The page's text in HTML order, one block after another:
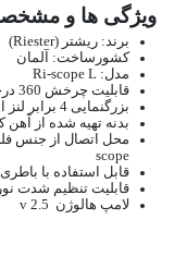
ویژگی ها و
برند: ریشتر (Riester)
کشورساخت: آلمان
مدل: Ri-scope L
قابلیت چرخش 360 درجه شیشه و بزرگنمایی تا 3 برابر
بزرگنمایی 4 برابر لنز اصلی و چرخش 360 درجه
بدنه تهیه شده از
scope
قابل استفاده با
قابلیت تنظیم شدت نور
لامپ هالوژن v 2.5